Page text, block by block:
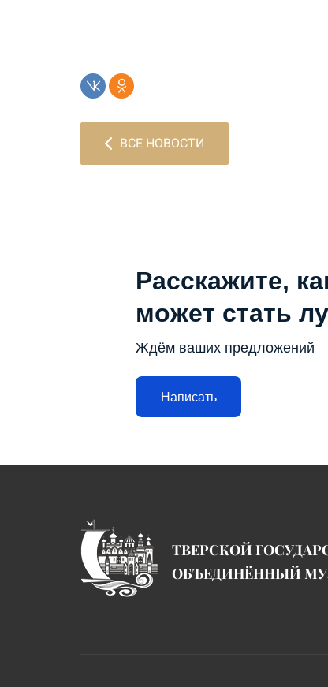
ВСЕ НОВОСТИ
Расскажите,
может стать
Ждём ваших предложений
Написать
ТВЕРСКОЙ
ОБЪЕДИНЁННЫЙ